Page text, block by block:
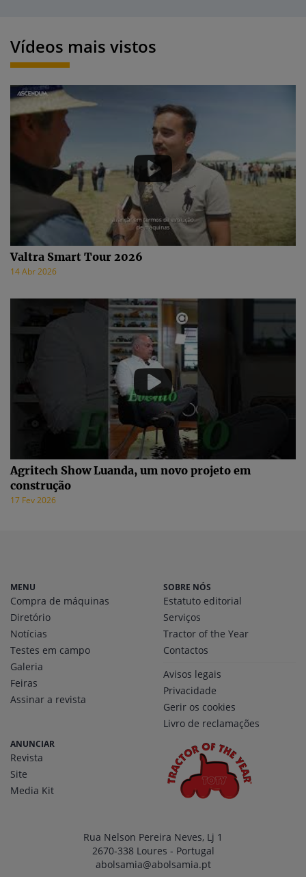
Vídeos mais vistos
Valtra Smart Tour 2026
14 Abr 2026
Agritech Show Luanda, um novo projeto em
construção
17 Fev 2026
MENU
Compra de máquinas
Diretório
Notícias
Testes em campo
Galeria
Feiras
Assinar a revista
SOBRE NÓS
Estatuto editorial
Serviços
Tractor of the Year
Contactos
Avisos legais
Privacidade
Gerir os cookies
Livro de reclamações
ANUNCIAR
Revista
Site
Media Kit
Rua Nelson Pereira Neves, Lj 1
2670-338 Loures - Portugal
abolsamia@abolsamia.pt